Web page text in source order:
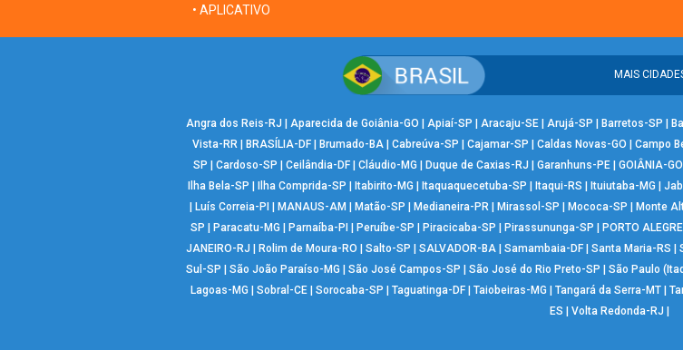
• APLICATIVO
MAIS
Angra dos Reis-RJ | Aparecida de Goiânia-GO | Apiaí-SP | Aracaju-SE| Arujá-SP | Barretos-SP |
Vista-RR | BRASÍLIA-DF| Brumado-BA| Cabreúva-SP | Cajamar-SP | Caldas Novas-GO | Campo
SP | Cardoso-SP | Ceilândia-DF | Cláudio-MG | Duque de Caxias-RJ | Garanhuns-PE | GOIÂNIA-GO
Ilha Bela-SP | Ilha Comprida-SP | Itabirito-MG | Itaquaquecetuba-SP | Itaqui-RS | Ituiutaba-MG |
| Luís Correia-PI | MANAUS-AM | Matão-SP | Medianeira-PR | Mirassol-SP | Mococa-SP | Monte
SP | Paracatu-MG | Parnaíba-PI | Peruíbe-SP | Piracicaba-SP | Pirassununga-SP | PORTO
JANEIRO-RJ | Rolim de Moura-RO | Salto-SP | SALVADOR-BA | Samambaia-DF | Santa Maria-RS |
Sul-SP | São João Paraíso-MG | São José Campos-SP | São José do Rio Preto-SP | São Paulo
Lagoas-MG | Sobral-CE| Sorocaba-SP | Taguatinga-DF| Taiobeiras-MG | Tangará da Serra-MT|
ES | Volta Redonda-RJ |